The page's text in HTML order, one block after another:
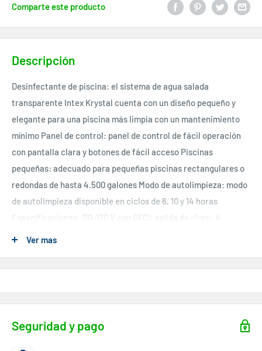
Comparte este producto
Descripción
Desinfectante de piscina: el sistema de agua salada
transparente Intex Krystal cuenta con un diseño pequeño y
elegante para una piscina más limpia con un mantenimiento
mínimo Panel de control: panel de control de fácil operación
con pantalla clara y botones de fácil acceso Piscinas
pequeñas: adecuado para pequeñas piscinas rectangulares o
redondas de hasta 4.500 galones Modo de autolimpieza: modo
de autolimpieza disponible en ciclos de 6, 10 y 14 horas
Especificaciones: 110-120 V con GFCI; salida de cloro: 4
Ver mas
Seguridad y pago